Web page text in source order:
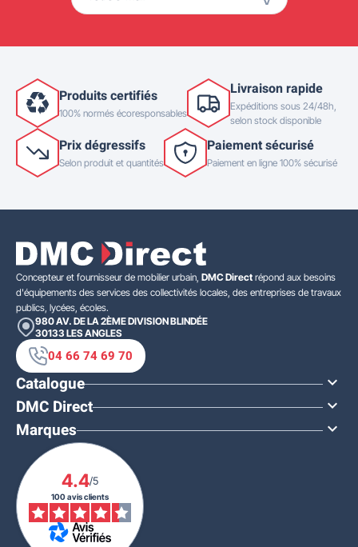
Produits certifiés
100% normés écoresponsables
Livraison rapide
Expéditions sous 24/48h,
selon stock disponible
Prix dégressifs
Selon produit et quantités
Paiement sécurisé
Paiement en ligne 100% sécurisé
Concepteur et fournisseur de mobilier urbain, DMC Direct répond aux besoins
d'équipements des services des collectivités locales, des entreprises de travaux
publics, lycées, écoles.
980 AV. DE LA 2ÈME DIVISION BLINDÉE
30133 LES ANGLES
04 66 74 69 70
Catalogue 
DMC Direct 
Marques 
4.4/5
100 avis clients